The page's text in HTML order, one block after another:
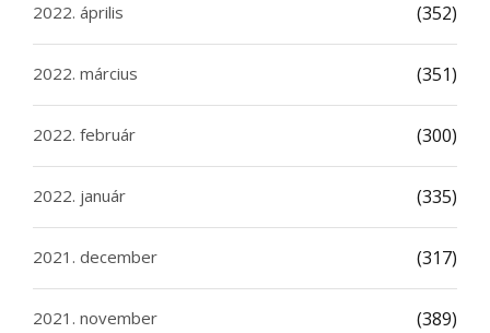
2022. április (352)
2022. március (351)
2022. február (300)
2022. január (335)
2021. december (317)
2021. november (389)